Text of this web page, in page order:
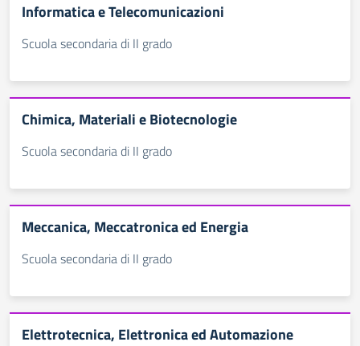
Informatica e Telecomunicazioni
Scuola secondaria di II grado
Chimica, Materiali e Biotecnologie
Scuola secondaria di II grado
Meccanica, Meccatronica ed Energia
Scuola secondaria di II grado
Elettrotecnica, Elettronica ed Automazione